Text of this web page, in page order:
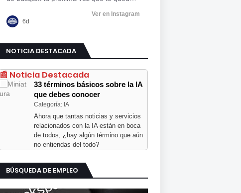
NOTICIA DESTACADA
📰 Noticia Destacada
33 términos básicos sobre la IA
que debes conocer
Categoría: IA
Ahora que tantas noticias y servicios
relacionados con la IA están en boca
de todos, ¿hay algún término que aún
no entiendas del todo?
BÚSQUEDA DE EMPLEO